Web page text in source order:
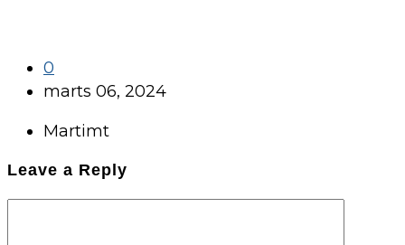
0
marts 06, 2024
Martimt
Leave a Reply